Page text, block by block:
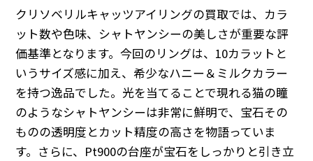
クリソベリルキャッツアイリングの買取では、カラ
ット数や色味、シャトヤンシーの美しさが重要な評
価基準となります。今回のリングは、10カラットと
いうサイズ感に加え、希少なハニー＆ミルクカラー
を持つ逸品でした。光を当てることで現れる猫の瞳
のようなシャトヤンシーは非常に鮮明で、宝石その
ものの透明度とカット精度の高さを物語っていま
す。さらに、Pt900の台座が宝石をしっかりと引き立